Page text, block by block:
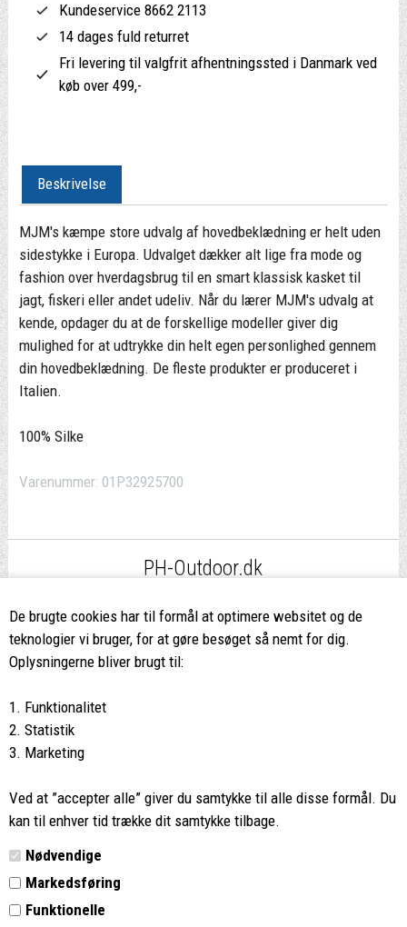
De brugte cookies har til formål at optimere websitet og de
teknologier vi bruger, for at gøre besøget så nemt for dig.
Oplysningerne bliver brugt til:
1. Funktionalitet
2. Statistik
3. Marketing
Ved at ”accepter alle” giver du samtykke til alle disse formål. Du
kan til enhver tid trække dit samtykke tilbage.
Nødvendige
Markedsføring
Funktionelle
Kundeservice 8662 2113
14 dages fuld returret
Fri levering til valgfrit afhentningssted i Danmark ved
køb over 499,-
Beskrivelse
MJM's kæmpe store udvalg af hovedbeklædning er helt uden
sidestykke i Europa. Udvalget dækker alt lige fra mode og
fashion over hverdagsbrug til en smart klassisk kasket til
jagt, fiskeri eller andet udeliv. Når du lærer MJM's udvalg at
kende, opdager du at de forskellige modeller giver dig
mulighed for at udtrykke din helt egen personlighed gennem
din hovedbeklædning. De fleste produkter er produceret i
Italien.
100% Silke
Varenummer: 01P32925700
PH-Outdoor.dk
ved køb over 499,-*
8662 2113
Vi glæder os til at se dig